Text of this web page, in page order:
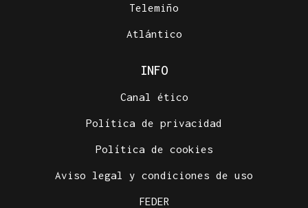
Telemiño
Atlántico
INFO
Canal ético
Política de privacidad
Política de cookies
Aviso legal y condiciones de uso
FEDER